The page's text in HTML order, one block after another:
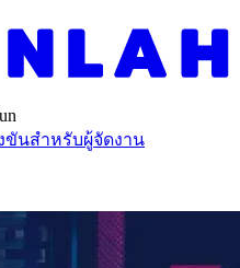
ขันสำหรับผู้จัดงาน